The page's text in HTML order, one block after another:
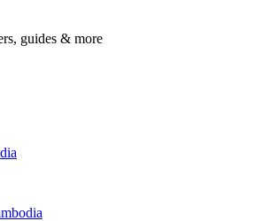
guides & more